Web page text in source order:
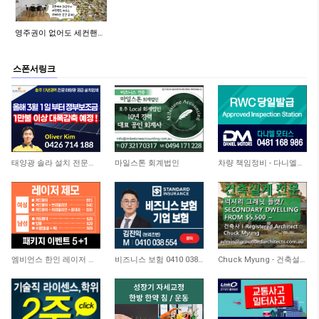
영주권이 없어도 세컨핸…
스폰서링크
11,340 4,461
마일스톤 회계법인 4,726
3,658 3,714 비즈니스 보험 0410 038 554 9,221